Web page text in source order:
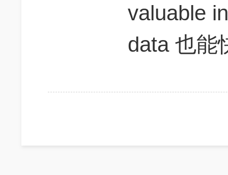
valuable
data 也能